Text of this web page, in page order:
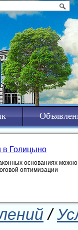
в Голицыно
основаниях
оптимизации
/